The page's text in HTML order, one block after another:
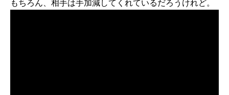
もちろん、相手は手加減してくれているだろうけれど。